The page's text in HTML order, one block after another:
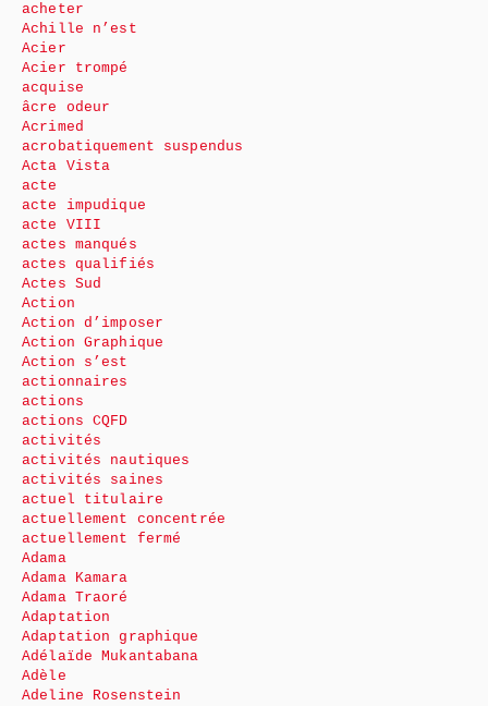
acheter
Achille n’est
Acier
Acier trompé
acquise
âcre odeur
Acrimed
acrobatiquement suspendus
Acta Vista
acte
acte impudique
acte VIII
actes manqués
actes qualifiés
Actes Sud
Action
Action d’imposer
Action Graphique
Action s’est
actionnaires
actions
actions CQFD
activités
activités nautiques
activités saines
actuel titulaire
actuellement concentrée
actuellement fermé
Adama
Adama Kamara
Adama Traoré
Adaptation
Adaptation graphique
Adélaïde Mukantabana
Adèle
Adeline Rosenstein